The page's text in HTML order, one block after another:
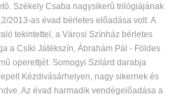
Székely Csaba nagysikerû trilógiájának
2013-as évad bérletes elõadása volt. A
tekintettel, a Városi Színház bérletes
a Csíki Játékszín, Ábrahám Pál - Földes
operettjét. Somogyi Szilárd darabja
Kézdivásárhelyen, nagy sikernek és
Az évad harmadik vendégelõadása a